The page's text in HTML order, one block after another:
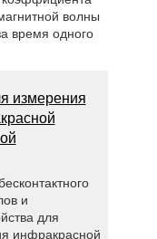
волны
время одного
измерения
и
для
инфракрасной